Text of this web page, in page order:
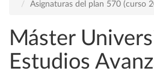
Asignaturas del plan 570 (curso
Máster
Estudios